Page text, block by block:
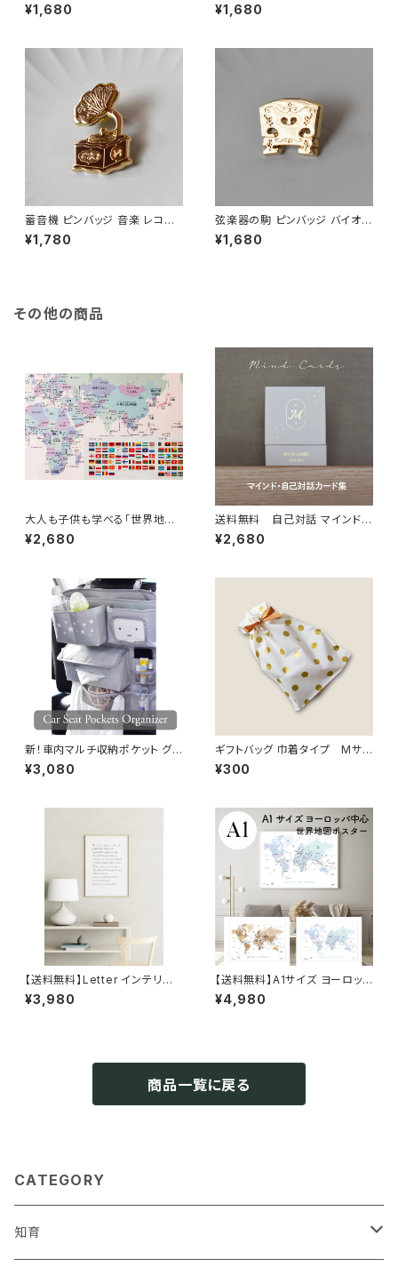
桜 ボタニカル ピンバッジ エナメ
ルピン ブローチ アクセサリ
¥1,680
ジ エナメルピン ブローチ アク
セサリー
¥1,680
蓄音機 ピンバッジ 音楽 レコー
ド エナメルピン ブローチ アク
セサリー
¥1,780
弦楽器の駒 ピンバッジ バイオリ
ン チェロ ヴィオラ コントラバス
ピンバッジ エナメルピン ブロ
¥1,680
その他の商品
大人も子供も学べる「世界地図」
ポスター B2サイズ
¥2,680
送料無料 自己対話 マインドカ
ード 45枚カード 自己啓発 min
d card インテリア 北欧 おしゃ
¥2,680
新！車内マルチ収納ポケット グレ
ー ベビー収納 ベビーカー ベ
ッド アウトドア
¥3,080
ギフトバッグ 巾着タイプ Mサイ
ズ
¥300
【送料無料】Letter インテリア
ポスター北欧 おしゃれ 絵画 絵
壁掛け モダン オーダー【受注生
¥3,980
【送料無料】A1サイズ ヨーロッパ
中心 世界地図 英語＆日本語表
記 ポスター 【受注生産】 タペス
¥4,980
商品一覧に戻る
CATEGORY
知育